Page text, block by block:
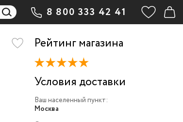
8 800 333 42 41
Рейтинг магазина
Условия доставки
Ваш населенный пункт:
Москва